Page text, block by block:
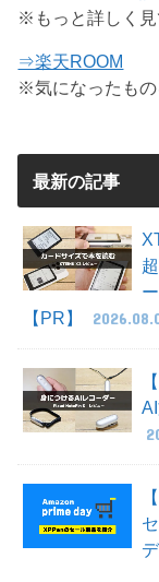
※もっと詳しく見
⇒楽天ROOM
※気になったもの
最新の記事
【PR】